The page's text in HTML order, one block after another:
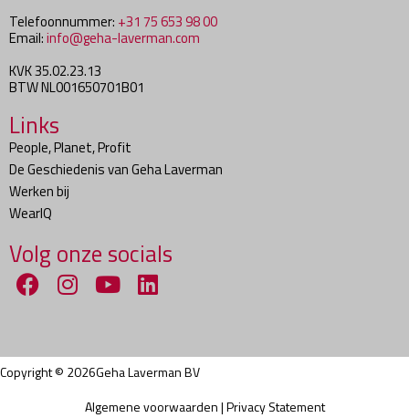
Telefoonnummer: +31 75 653 98 00
Email:info@geha-laverman.com
KVK 35.02.23.13
BTW NL001650701B01
Links
People, Planet, Profit
De Geschiedenis van Geha Laverman
Werken bij
WearIQ
Volg onze socials
Copyright © 2026Geha Laverman BV
Algemene voorwaarden|Privacy Statement